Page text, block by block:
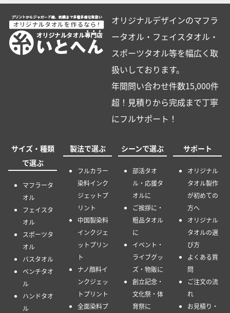
オリジナルデザインのマフラ
ータオル・フェイスタオル・
スポーツタオル等を幅広く取
扱いしております。
年間問い合わせ件数15,000件
超！見積りから完成まで丁寧
にフルサポート！
サイズ・種類
で選ぶ
マフラータ
オル
フェイスタ
オル
スポーツタ
オル
バスタオル
ベンチタオ
ル
ハンドタオ
ル
製法で選ぶ
フルカラー
染料インク
ジェットプ
リント
中国製染料
インクジェ
ットプリン
ト
ナノ顔料イ
ンクジェッ
トプリント
全面染料プ
シーンで選ぶ
部活タオ
ル・応援タ
オルに
ご挨拶に・
粗品タオル
に
イベント・
ライブグッ
ズ・物販に
創立記念・
文化祭・体
育祭に
サポート
オリジナル
タオル製作
が初めての
方へ
オリジナル
タオルの選
び方
よくある質
問
ご注文の流
れ
お見積り・